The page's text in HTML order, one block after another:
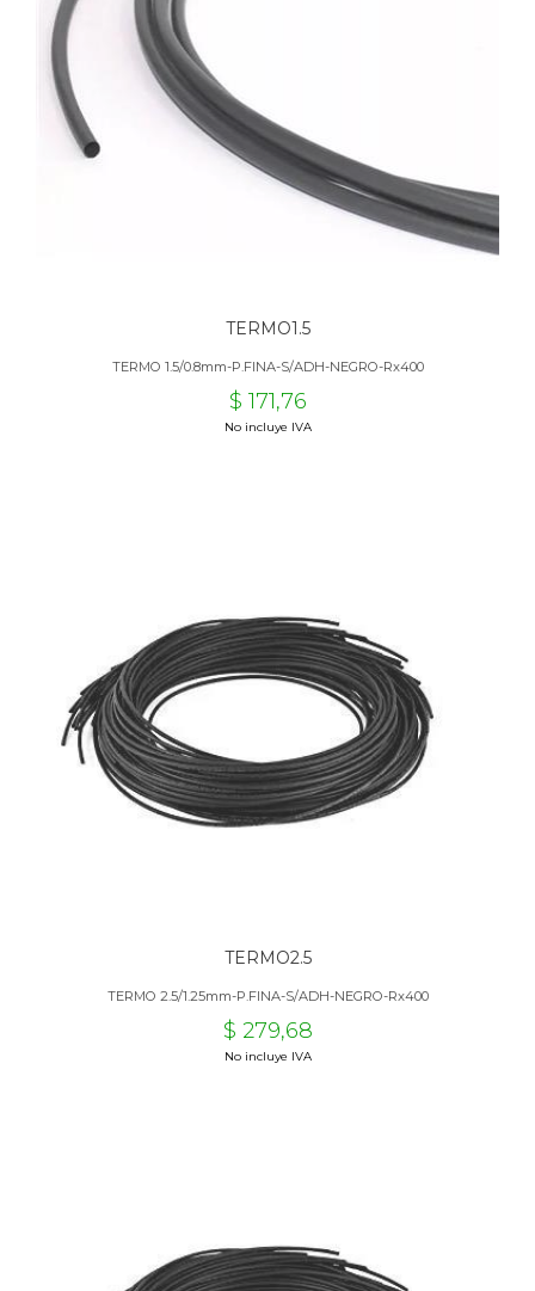
TERMO1.5
TERMO 1.5/0.8mm-P.FINA-S/ADH-NEGRO-Rx400
$ 171,76
No incluye IVA
TERMO2.5
TERMO 2.5/1.25mm-P.FINA-S/ADH-NEGRO-Rx400
$ 279,68
No incluye IVA